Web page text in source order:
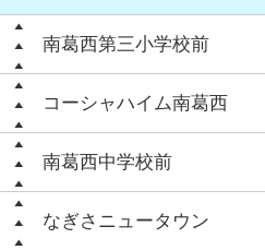
南葛西第三小学校前
コーシャハイム南葛西
南葛西中学校前
なぎさニュータウン